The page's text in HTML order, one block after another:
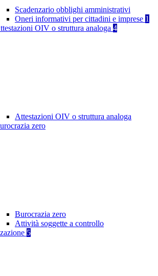
Scadenzario obblighi amministrativi
Oneri informativi per cittadini e imprese 1
OIV o struttura analoga 4
Attestazioni OIV o struttura analoga
zero
Burocrazia zero
Attività soggette a controllo
5